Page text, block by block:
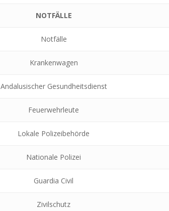
NOTFÄLLE
Notfälle
Krankenwagen
Andalusischer Gesundheitsdienst
Feuerwehrleute
Lokale Polizeibehörde
Nationale Polizei
Guardia Civil
Zivilschutz